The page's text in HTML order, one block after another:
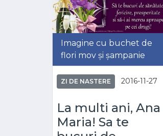
Imagine cu buchet de
flori mov și șampanie
ZI DE NASTERE 2016-11-27
La multi ani, Ana
Maria! Sa te